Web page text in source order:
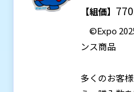
【組価】 770
©Expo
ンス商品
多くのお客